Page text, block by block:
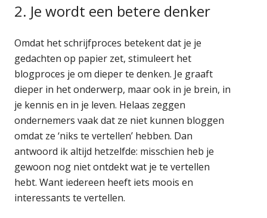
2. Je wordt een betere denker
Omdat het schrijfproces betekent dat je je
gedachten op papier zet, stimuleert het
blogproces je om dieper te denken. Je graaft
dieper in het onderwerp, maar ook in je brein, in
je kennis en in je leven. Helaas zeggen
ondernemers vaak dat ze niet kunnen bloggen
omdat ze ‘niks te vertellen’ hebben. Dan
antwoord ik altijd hetzelfde: misschien heb je
gewoon nog niet ontdekt wat je te vertellen
hebt. Want iedereen heeft iets moois en
interessants te vertellen.